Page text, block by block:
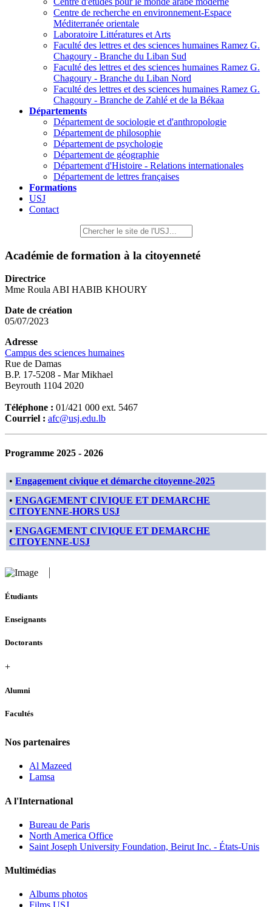
Centre de recherche en environnement-Espace
Méditerranée orientale
Laboratoire Littératures et Arts
Faculté des lettres et des sciences humaines Ramez G.
Chagoury - Branche du Liban Sud
Faculté des lettres et des sciences humaines Ramez G.
Chagoury - Branche du Liban Nord
Faculté des lettres et des sciences humaines Ramez G.
Chagoury - Branche de Zahlé et de la Békaa
Départements
Département de sociologie et d'anthropologie
Département de philosophie
Département de psychologie
Département de géographie
Département d'Histoire - Relations internationales
Département de lettres françaises
Formations
USJ
Contact
Académie de formation à la citoyenneté
Directrice
Mme Roula ABI HABIB KHOURY
Date de création
05/07/2023
Adresse
Campus des sciences humaines
Rue de Damas
B.P. 17-5208 - Mar Mikhael
Beyrouth 1104 2020
Téléphone : 01/421 000 ext. 5467
Courriel : afc@usj.edu.lb
Programme 2025 - 2026
• Engagement civique et démarche citoyenne-2025
• ENGAGEMENT CIVIQUE ET DEMARCHE
CITOYENNE-HORS USJ
• ENGAGEMENT CIVIQUE ET DEMARCHE
CITOYENNE-USJ
Étudiants
Enseignants
Doctorants
+
Alumni
Facultés
Nos partenaires
Al Mazeed
Lamsa
A l'International
Bureau de Paris
North America Office
Saint Joseph University Foundation, Beirut Inc. - États-Unis
Multimédias
Albums photos